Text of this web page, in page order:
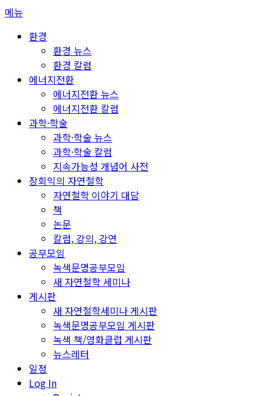
콘
메뉴
환경
환경 뉴스
환경 칼럼
에너지전환
에너지전환 뉴스
에너지전환 칼럼
과학·학술
과학·학술 뉴스
과학·학술 칼럼
지속가능성 개념어 사전
장회익의 자연철학
자연철학 이야기 대담
책
논문
칼럼, 강의, 강연
공부모임
녹색문명공부모임
새 자연철학 세미나
게시판
새 자연철학세미나 게시판
녹색문명공부모임 게시판
녹색 책/영화클럽 게시판
뉴스레터
일정
Log In